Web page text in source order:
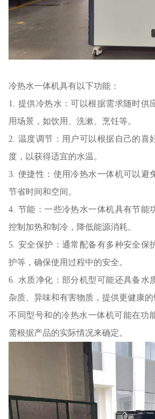
冷热水一体机具有以下功能：
1. 提供冷热水：可以根据需求随时供
用场景，如饮用、洗漱、烹饪等。
2. 温度调节：用户可以根据自己的喜
度，以获得适宜的水温。
3. 便捷性：使用冷热水一体机可以避
节省时间和空间。
4. 节能：一些冷热水一体机具有节能
控制加热和制冷，降低能源消耗。
5. 安全保护：通常配备有多种安全保
护等，确保使用过程中的安全。
6. 水质净化：部分机型可能还具备水
杂质、异味和有害物质，提供更健康的
不同型号和的冷热水一体机可能在功
需根据产品的实际情况来确定。